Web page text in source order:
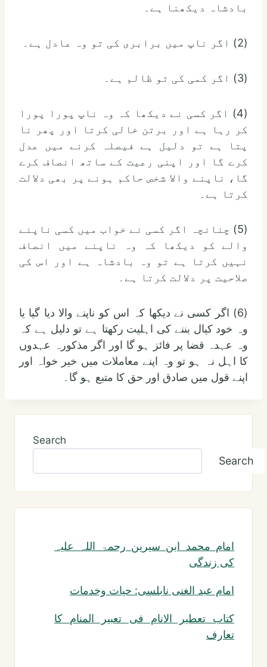
بادشاہ دیکھنا ہے۔
(2) اگر ناپ میں برابری کی تو وہ عادل ہے۔
(3) اگر کمی کی تو ظالم ہے۔
(4) اگر کسی نے دیکھا کہ وہ ناپ پورا پورا
کر رہا ہے اور برتن خالی کرتا اور پھر نا
پتا ہے تو دلیل ہے فیصلہ کرنے میں عدل
کرے گا اور اپنی رعیت کے ساتھ انصاف کرے
گا، ناپنے والا شخص حاکم ہونے پر بھی دلالت
کرتا ہے۔
(5) چنانچہ اگر کسی نے خواب میں کسی ناپنے
والے کو دیکھا کہ وہ ناپنے میں انصاف
نہیں کرتا ہے تو وہ بادشاہ ہے اور اس کی
صلاحیت پر دلالت کرتا ہے۔
(6) اگر کسی نے دیکھا کہ اس کو ناپنے والا دیا گیا یا
وہ خود کیال بننے کی اہلیت رکھتا ہے تو دلیل ہے کہ
وہ عہدہ قضا پر فائز ہو گا اور اگر مذکورہ عہدوں
کا اہل نہ ہو تو وہ اپنے معاملات میں خیر خواہ اور
اپنے قول میں صادق اور حق کا متبع ہو گا۔
Search
Search
امام محمد ابن سیرین رحمۃ اللہ علیہ
کی زندگی
امام عبد الغنی نابلسی: حیات وخدمات
کتاب تعطیر الانام فی تعبیر المنام کا
تعارف